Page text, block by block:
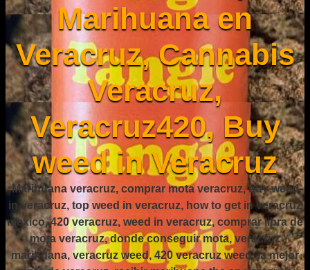
Marihuana en
Veracruz, Cannabis
Veracruz,
Veracruz420, Buy
weed in Veracruz
Marihuana veracruz, comprar mota veracruz, buy weed
in veracruz, top weed in veracruz, how to get in veracruz
mexico, 420 veracruz, weed in veracruz, comprar libra de
mota veracruz, donde conseguir mota, veracruz
marihuana, veracruz weed, 420 veracruz weed, la mejor